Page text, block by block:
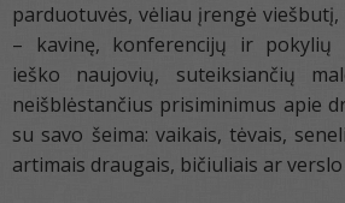
parduotuvės, vėliau įrengė
– kavinę, konferencijų ir pokylių
ieško naujovių, suteiksiančių
neišblėstančius prisiminimus apie
su savo šeima: vaikais, tėvais,
artimais draugais, bičiuliais ar